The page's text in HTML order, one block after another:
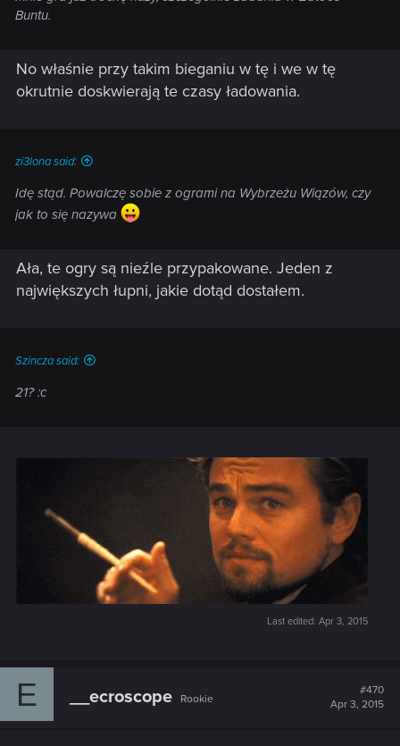
Buntu.
No właśnie przy takim bieganiu w tę i we w tę
okrutnie doskwierają te czasy ładowania.
zi3lona said:
Idę stąd. Powalczę sobie z ogrami na Wybrzeżu Wiązów, czy
jak to się nazywa
Ała, te ogry są nieźle przypakowane. Jeden z
największych łupni, jakie dotąd dostałem.
Szincza said:
21? :c
Last edited: Apr 3, 2015
E __ecroscope Rookie
#470
Apr 3, 2015